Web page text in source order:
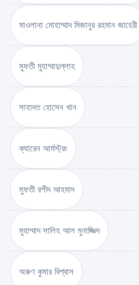
মাওলানা মোহাম্মাদ মিজানুর রহমান জাহেরী
মুফতী মুহাম্মাদুল্লাহ
সাহাদত হোসেন খান
ক্যারেন আর্মস্ট্রং
মুফতী রশীদ আহমাদ
মুহাম্মাদ সালিহ আল মুনাজ্জিদ
অরুণ কুমার বিশ্বাস